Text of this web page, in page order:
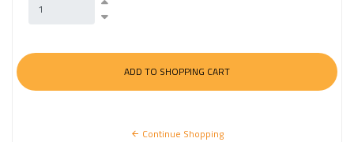
Continue Shopping